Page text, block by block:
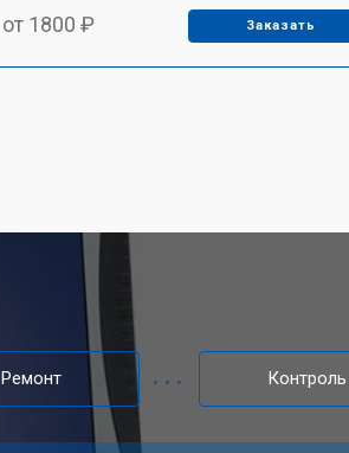
от 1800 ₽ Заказать
от 2300 ₽ Заказать
от 3300 ₽
Ремонт Контроль